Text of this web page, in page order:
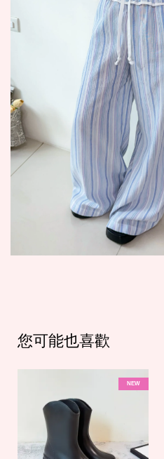
您可能也喜歡
NEW